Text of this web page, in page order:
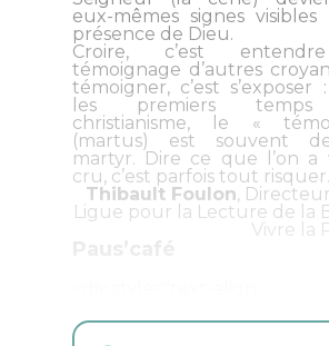
eux-mêmes signes
présence de Dieu.
Croire, c’est
témoignage d’autres
témoigner, c’est s’exposer
les premiers
christianisme, le «
(martus) est souvent
martyr. Dire ce que l’on
cru, c’est parfois tout risquer.
Thibault Foulon,
Ligue pour la Lecture de la
Vivre la